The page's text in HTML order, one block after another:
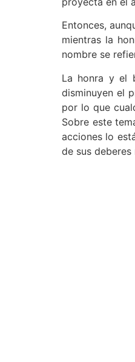
Entonces,
mientras la
nombre se
La honra y el
disminuyen el
por lo que
Sobre este
acciones lo
de sus